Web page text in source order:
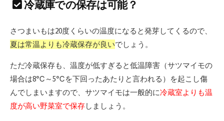
冷蔵庫での保存は可能？
さつまいもは20度くらいの温度になると発芽してくるので、
夏は常温よりも冷蔵保存が良いでしょう。
ただ冷蔵保存も、温度が低すぎると低温障害（サツマイモの
場合は8℃～5℃を下回ったあたりと言われる）を起こし傷
んでしまいますので、サツマイモは一般的に冷蔵室よりも温
度が高い野菜室で保存しましょう。